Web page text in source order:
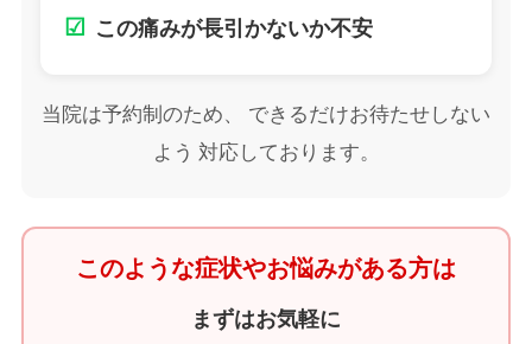
☑ この痛みが長引かないか不安
当院は予約制のため、 できるだけお待たせしない
よう 対応しております。
このような症状やお悩みがある方は
まずはお気軽に